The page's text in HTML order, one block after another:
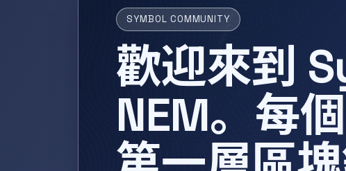
SYMBOL COMMUNITY
歡迎來到
NEM。每